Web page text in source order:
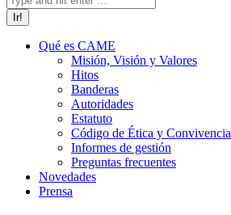
Qué es CAME
Misión, Visión y Valores
Hitos
Banderas
Autoridades
Estatuto
Código de Ética y Convivencia
Informes de gestión
Preguntas frecuentes
Novedades
Prensa